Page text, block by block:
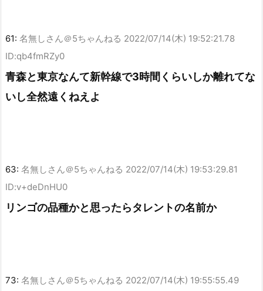
61: 名無しさん＠5ちゃんねる 2022/07/14(木) 19:52:21.78
ID:qb4fmRZy0
青森と東京なんて新幹線で3時間くらいしか離れてな
いし全然遠くねえよ
63: 名無しさん＠5ちゃんねる 2022/07/14(木) 19:53:29.81
ID:v+deDnHU0
リンゴの品種かと思ったらタレントの名前か
73: 名無しさん＠5ちゃんねる 2022/07/14(木) 19:55:55.49